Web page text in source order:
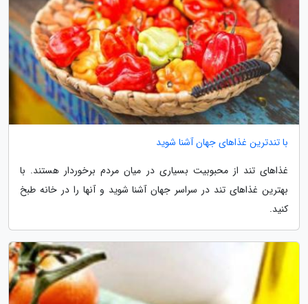
با تندترین غذاهای جهان آشنا شوید
غذاهای تند از محبوبیت بسیاری در میان مردم برخوردار هستند. با
بهترین غذاهای تند در سراسر جهان آشنا شوید و آنها را در خانه طبخ
کنید.